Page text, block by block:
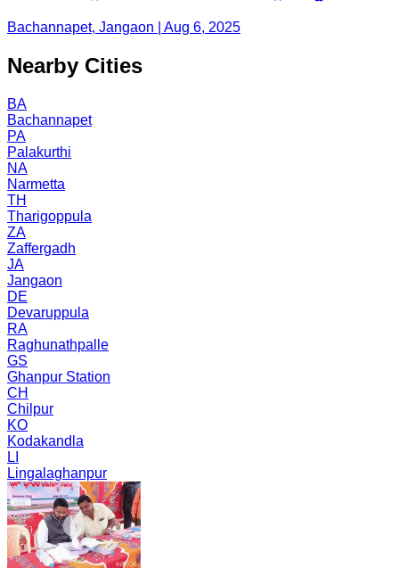
Bachannapet, Jangaon | Aug 6, 2025
Nearby Cities
BA
Bachannapet
PA
Palakurthi
NA
Narmetta
TH
Tharigoppula
ZA
Zaffergadh
JA
Jangaon
DE
Devaruppula
RA
Raghunathpalle
GS
Ghanpur Station
CH
Chilpur
KO
Kodakandla
LI
Lingalaghanpur